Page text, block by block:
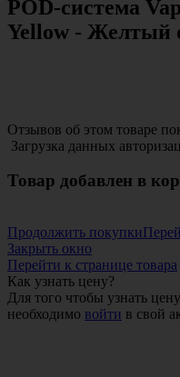
POD-система
Yellow - Желтый
Отзывов об этом товаре
Загрузка данных
Товар добавлен в
Продолжить покупки
Закрыть окно
Перейти к странице товара
Как узнать цену?
Для того чтобы узнать
необходимо войти в свой